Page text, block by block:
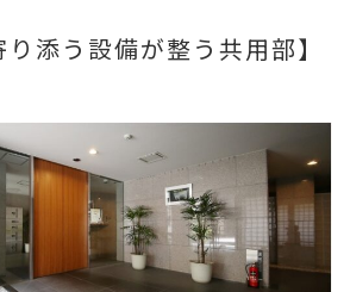
り添う設備が整う共用部】